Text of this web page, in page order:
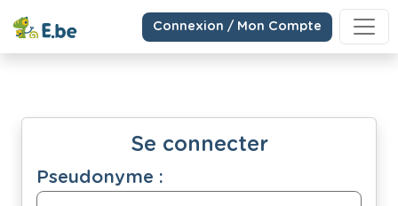
Connexion / Mon Compte
Se connecter
Pseudonyme :